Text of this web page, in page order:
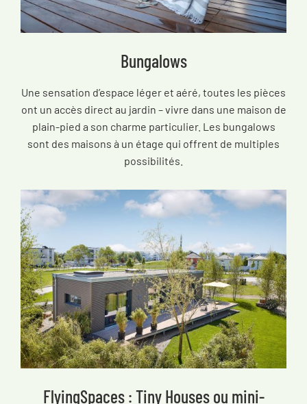
Bungalows
Une sensation d’espace léger et aéré, toutes les pièces
ont un accès direct au jardin – vivre dans une maison de
plain-pied a son charme particulier. Les bungalows
sont des maisons à un étage qui offrent de multiples
possibilités.
FlyingSpaces : Tiny Houses ou mini-